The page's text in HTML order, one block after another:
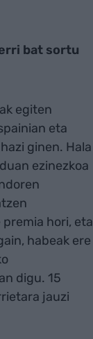
bat sortu
egiten
eta
ginen. Hala
ezinezkoa
hori, eta
habeak ere
digu. 15
jauzi